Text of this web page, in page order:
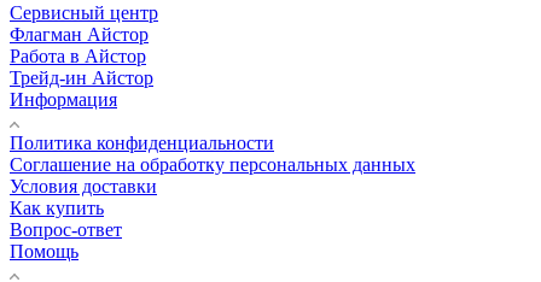
Сервисный центр
Флагман Айстор
Работа в Айстор
Трейд-ин Айстор
Информация
Политика конфиденциальности
Соглашение на обработку персональных данных
Условия доставки
Как купить
Вопрос-ответ
Помощь